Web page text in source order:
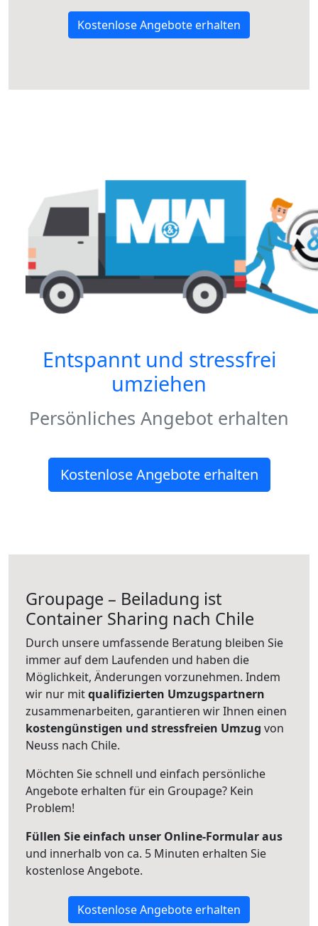
Kostenlose Angebote erhalten
Entspannt und stressfrei
umziehen
Persönliches Angebot erhalten
Kostenlose Angebote erhalten
Groupage – Beiladung ist
Container Sharing nach Chile
Durch unsere umfassende Beratung bleiben Sie
immer auf dem Laufenden und haben die
Möglichkeit, Änderungen vorzunehmen. Indem
wir nur mitqualifizierten Umzugspartnern
zusammenarbeiten, garantieren wir Ihnen einen
kostengünstigen und stressfreien Umzug von
Neuss nach Chile.
Möchten Sie schnell und einfach persönliche
Angebote erhalten für ein Groupage? Kein
Problem!
Füllen Sie einfach unser Online-Formular aus
und innerhalb von ca. 5 Minuten erhalten Sie
kostenlose Angebote.
Kostenlose Angebote erhalten